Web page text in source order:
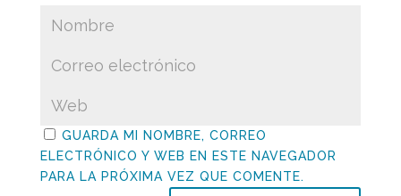
GUARDA MI NOMBRE, CORREO
ELECTRÓNICO Y WEB EN ESTE NAVEGADOR
PARA LA PRÓXIMA VEZ QUE COMENTE.